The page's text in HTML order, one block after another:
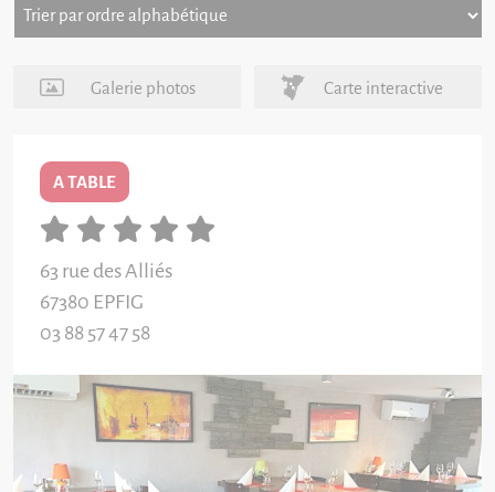
Galerie photos Carte interactive
A TABLE
63 rue des Alliés
67380 EPFIG
03 88 57 47 58